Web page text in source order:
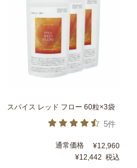
スパイス レッド フロー 60粒×3袋
5件
通常価格 ¥12,960
¥12,442 税込